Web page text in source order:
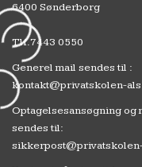
6400 Sønderborg
Tlf.7443 0550
Generel mail sendes til :
kontakt@privatskolen-
Optagelsesansøgning og
sendes til: